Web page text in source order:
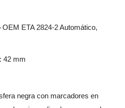
ETA 2824-2 Automático,
42 mm
negra con marcadores en